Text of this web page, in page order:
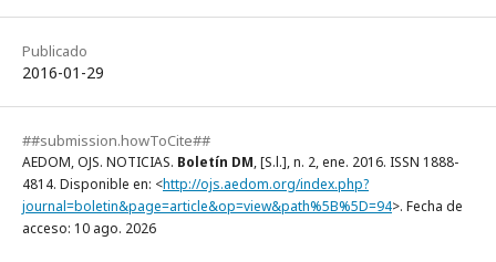
Publicado
2016-01-29
##submission.howToCite##
AEDOM, OJS. NOTICIAS. Boletín DM, [S.l.], n. 2, ene. 2016. ISSN 1888-
4814. Disponible en: <http://ojs.aedom.org/index.php?
journal=boletin&page=article&op=view&path%5B%5D=94>. Fecha de
acceso: 10 ago. 2026